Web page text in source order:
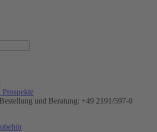
und Beratung: +49 2191/597-0